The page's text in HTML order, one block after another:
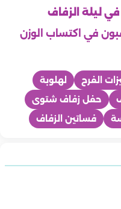
في اكتساب الوزن
الفرح
لهلوبة
حفل زفاف شتوى
فساتين الزفاف
حفل الزفاف.. دليل